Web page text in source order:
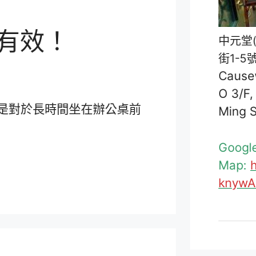
效！
對於長時間坐在辦公桌前
中元堂
街1-5
O 3/
Ming
Map: